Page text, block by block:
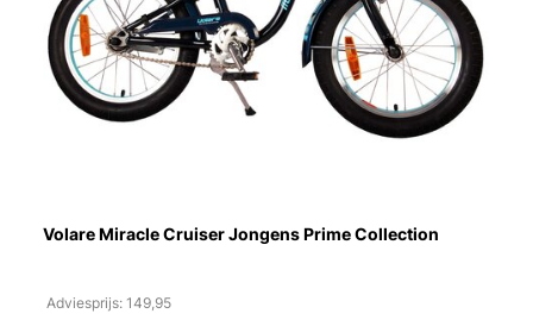
Volare Miracle Cruiser Jongens Prime Collection
Adviesprijs: 149,95